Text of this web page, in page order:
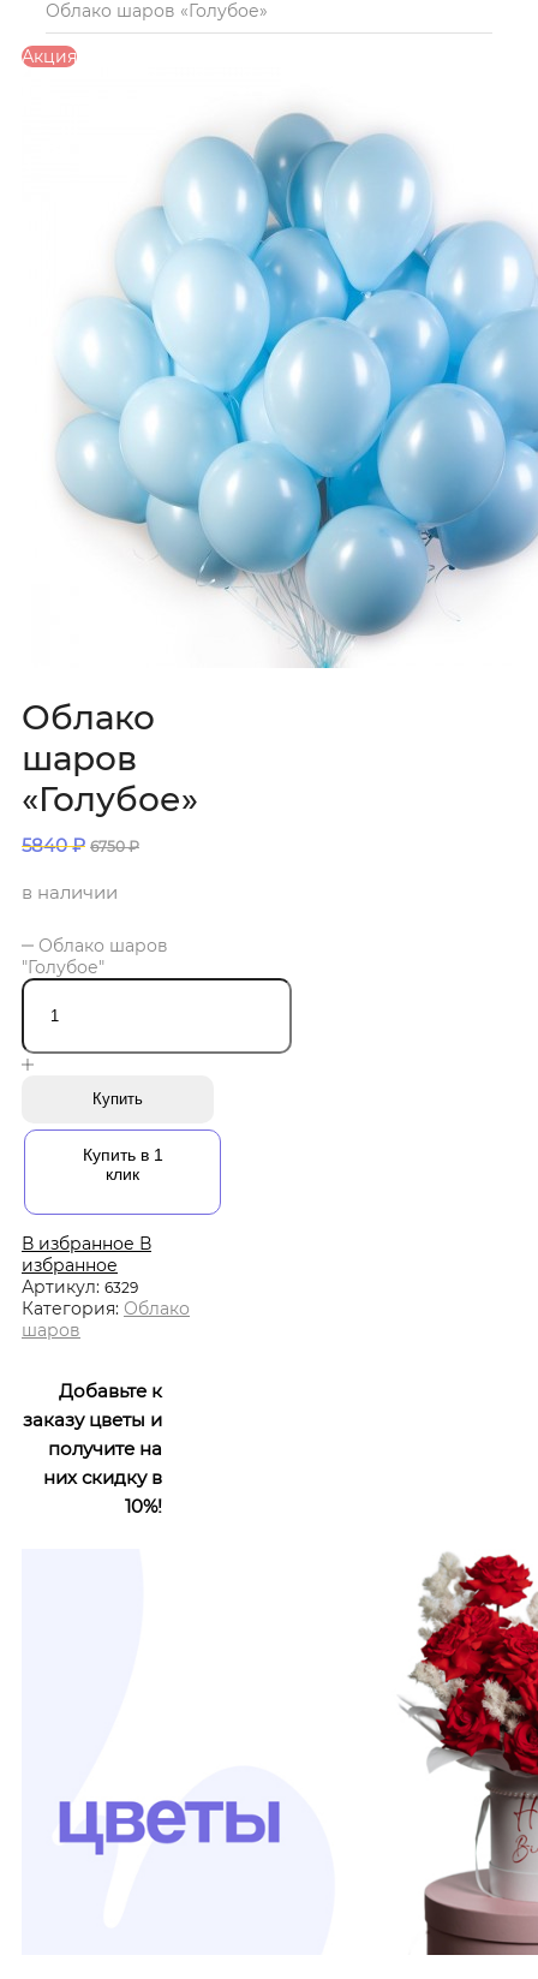
Облако шаров «Голубое»
Акция
Облако
шаров
«Голубое»
5840₽ 6750₽
в наличии
Облако шаров
"Голубое"
Купить
Купить в 1
клик
В избранное В
избранное
Артикул: 6329
Категория: Облако
шаров
Добавьте к
заказу цветы и
получите на
них скидку в
10%!